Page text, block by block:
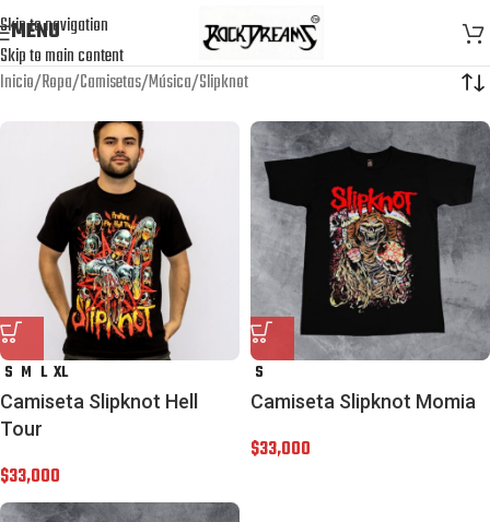
Skip to navigation
Skip to main content
MENU
Inicio Ropa Camisetas Música Slipknot
S M L XL
Camiseta Slipknot Hell
Tour
$33,000
S
Camiseta Slipknot Momia
$33,000